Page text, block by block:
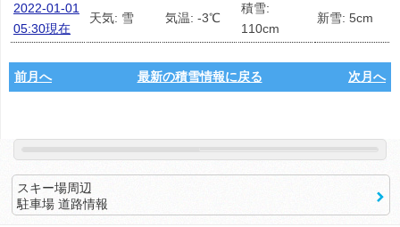
2022-01-01
05:30現在
天気: 雪 気温: -3℃
積雪:
110cm
新雪: 5cm
前月へ 最新の積雪情報に戻る 次月へ
スキー場周辺
駐車場 道路情報